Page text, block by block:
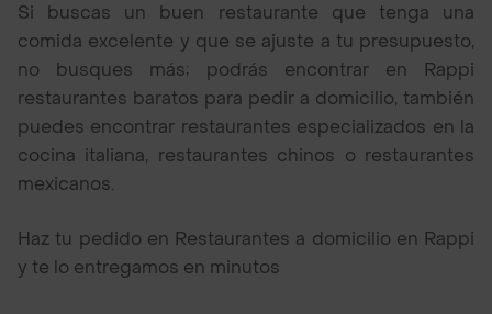
Si buscas un buen restaurante que tenga una
comida excelente y que se ajuste a tu presupuesto,
no busques más; podrás encontrar en Rappi
restaurantes baratos para pedir a domicilio, también
puedes encontrar restaurantes especializados en la
cocina italiana, restaurantes chinos o restaurantes
mexicanos.
Haz tu pedido en Restaurantes a domicilio en Rappi
y te lo entregamos en minutos